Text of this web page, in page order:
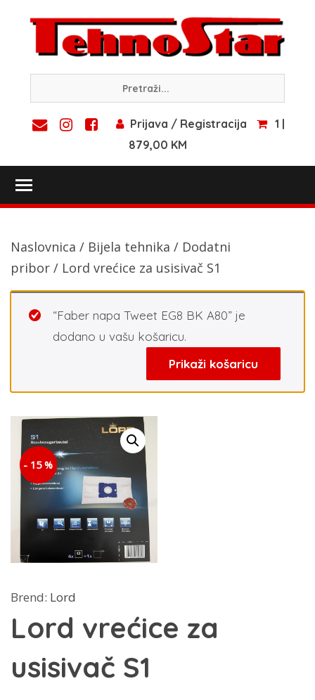
content
Prijava / Registracija
1 |
879,00 KM
Naslovnica / Bijela tehnika / Dodatni
pribor / Lord vrećice za usisivač S1
“Faber napa Tweet EG8 BK A80” je
dodano u vašu košaricu.
Prikaži košaricu
- 15 %
Brend: Lord
Lord vrećice za
usisivač S1